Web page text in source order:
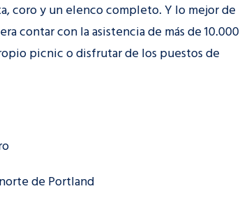
coro y un elenco completo. Y lo mejor de
contar con la asistencia de más de 10.000
picnic o disfrutar de los puestos de
de Portland